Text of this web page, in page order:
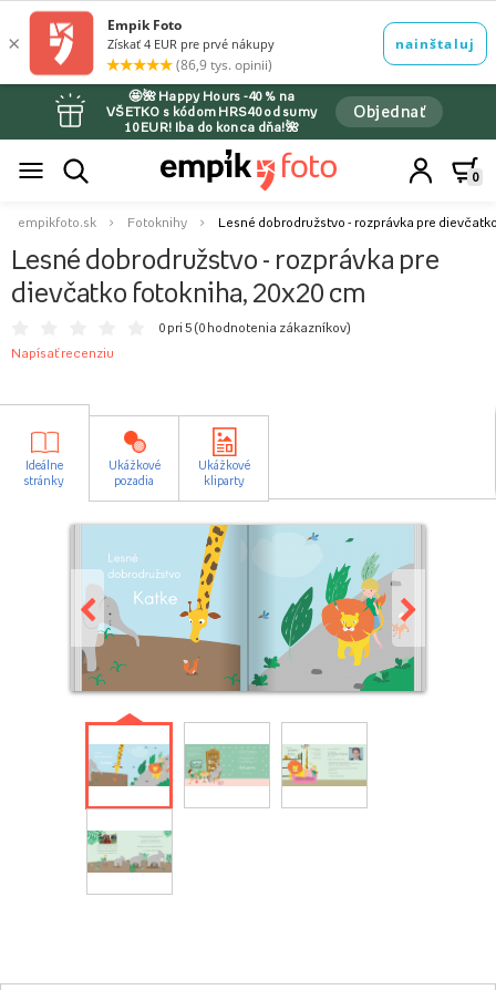
🤩🌺 Happy Hours -40 % na
VŠETKO s kódom HRS40 od sumy
10 EUR! Iba do konca dňa!🌺
Objednať
0
empikfoto.sk Fotoknihy Lesné dobrodružstvo - rozprávka pre
Lesné dobrodružstvo - rozprávka pre
dievčatko fotokniha, 20x20 cm
0 pri 5 (0 hodnotenia zákazníkov)
Napísať recenziu
Ideálne
stránky
Ukážkové
pozadia
Ukážkové
kliparty